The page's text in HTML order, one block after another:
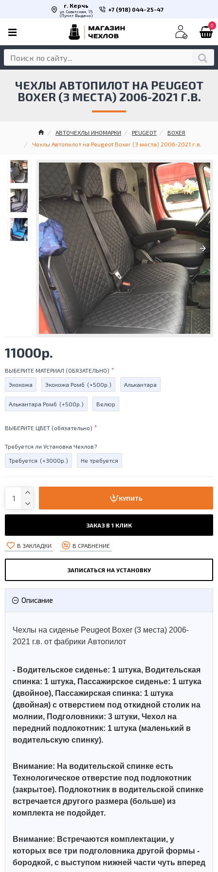
г. Керчь
ул. Советская, 15
(Пункт Выдачи)
+7 (918) 044-25-47
0
АВТОЧЕХЛЫ ИНОМАРКИ PEUGEOT
BOXER
Чехлы Автопилот на Peugeot Boxer (3 места) 2006-2021 г.в.
ЧЕХЛЫ АВТОПИЛОТ НА PEUGEOT
BOXER (3 МЕСТА) 2006-2021 Г.В.
11000р.
ВЫБЕРИТЕ МАТЕРИАЛ (ОБЯЗАТЕЛЬНО)
Экокожа Экокожа Ромб (+500р.) Алькантара
Алькантара Ромб (+500р.) Велюр
ВЫБЕРИТЕ ЦВЕТ (обязательно)
Требуется ли Установка Чехлов?
Требуется (+3000р.) Не требуется
КУПИТЬ
ЗАКАЗ В 1 КЛИК
В ЗАКЛАДКИ В СРАВНЕНИЕ
ЗАПИСАТЬСЯ НА УСТАНОВКУ
Описание
Чехлы на сиденье Peugeot Boxer (3 места) 2006-
2021 г.в. от фабрики Автопилот
- Водительское сиденье: 1 штука, Водительская
спинка: 1 штука, Пассажирское сиденье: 1 штука
(двойное), Пассажирская спинка: 1 штука
(двойная) с отверстием под откидной столик на
молнии, Подголовники: 3 штуки, Чехол на
передний подлокотник: 1 штука (маленький в
водительскую спинку).
Внимание: На водительской спинке есть
Технологическое отверстие под подлокотник
(закрытое). Подлокотник в водительской спинке
встречается другого размера (больше) из
комплекта не подойдет.
Внимание: Встречаются комплектации, у
которых все три подголовника другой формы -
бородкой, с выступом нижней части чуть вперед